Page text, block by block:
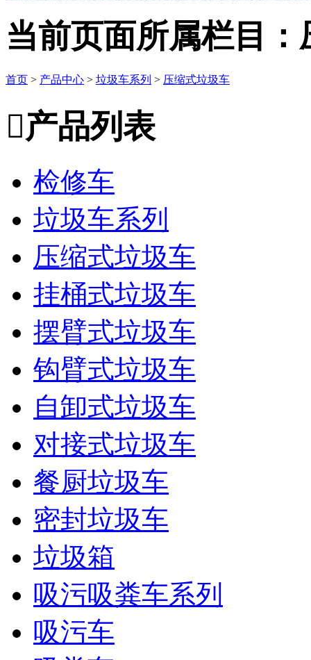
当前页面所属栏目
首页 > 产品中心 > 垃圾车系列 > 压缩式垃圾车
产品列表
检修车
垃圾车系列
压缩式垃圾车
挂桶式垃圾车
摆臂式垃圾车
钩臂式垃圾车
自卸式垃圾车
对接式垃圾车
餐厨垃圾车
密封垃圾车
垃圾箱
吸污吸粪车系列
吸污车